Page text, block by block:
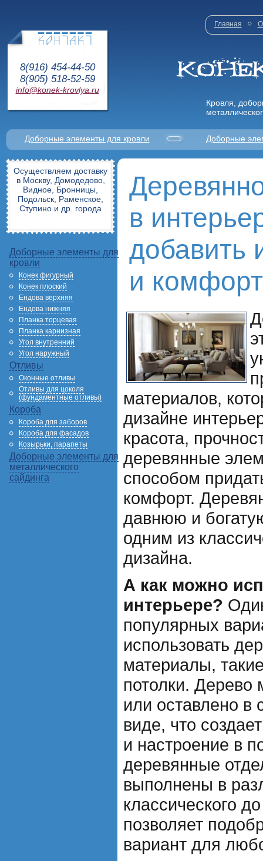
8(916) 454-44-50
8(905) 518-52-59
info@konek-krovlya.ru
Главная О
Кровля,
Доборные элементы для кровли Доборные
Осуществляем доставку
в Москву, Домодедово,
Видное, Бронницы,
Подольск, Раменское,
Ступино и др. города
Доборные элементы для
кровли
Конек фигурный
Конек плоский
Ендова верхняя
Ендова нижняя
Планка торцевая
Планка карнизная
Угол внутренний
Угол наружный
Отливы
Оконные отливы
Отливы для цоколя
(фундаментные отливы)
Короба
Короба для заборов
Короба для фасадов
Козырьки, парапеты
Доборные элементы для
металлического
сайдинга
в
добавить
и
материалов,
дизайне
красота,
деревянные
способом
комфорт.
давнюю и
одним из
дизайна.
А как можно
интерьере?
популярных
использовать
материалы,
потолки.
или оставлено в
виде, что
и настроение в
деревянные
выполнены в
классического
позволяет
вариант для